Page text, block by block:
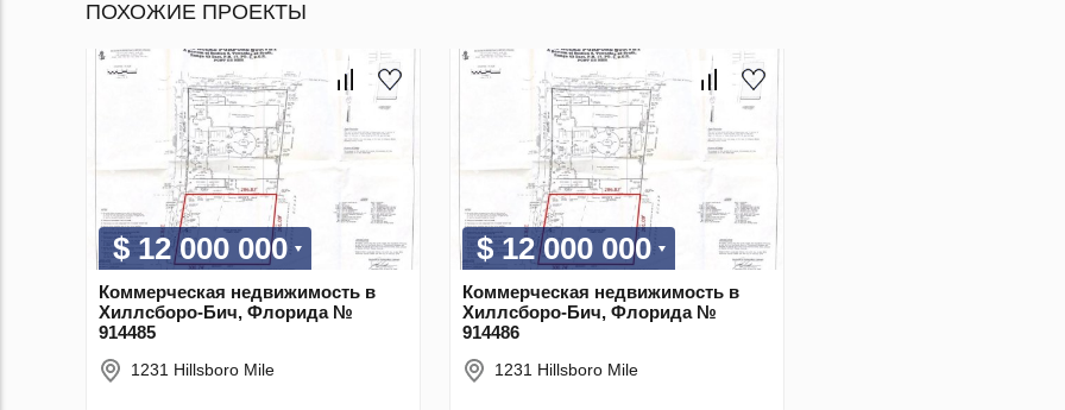
ПОХОЖИЕ ПРОЕКТЫ
$ 12 000 000
Коммерческая недвижимость в
Хиллсборо-Бич, Флорида №
914485
1231 Hillsboro Mile
$ 12 000 000
Коммерческая недвижимость в
Хиллсборо-Бич, Флорида №
914486
1231 Hillsboro Mile